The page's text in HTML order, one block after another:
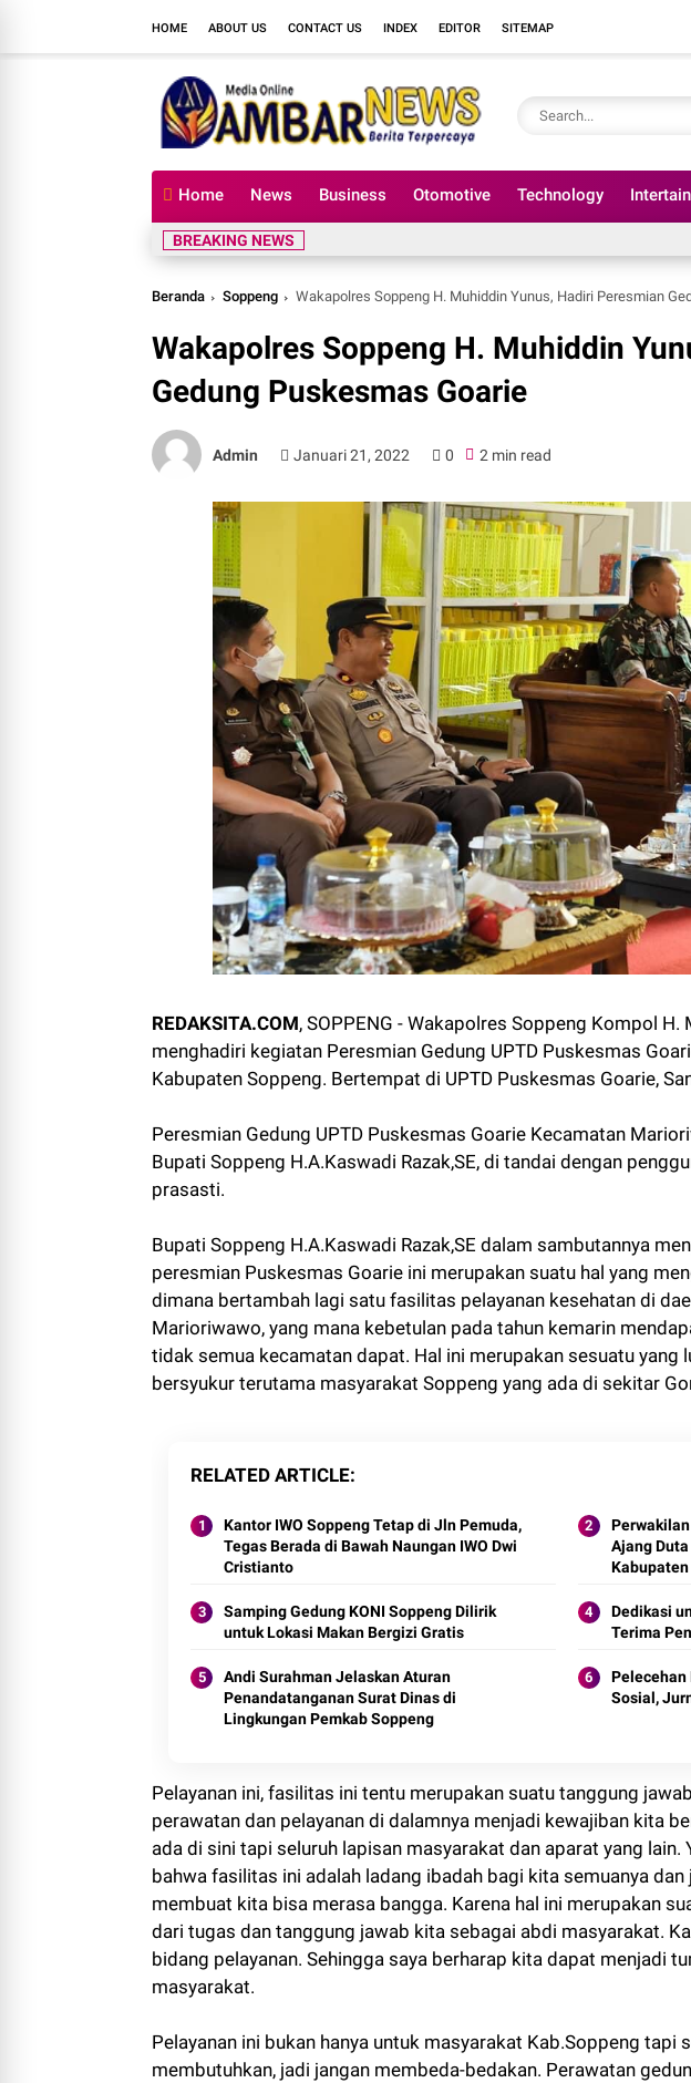
HOME ABOUT US CONTACT US INDEX EDITOR SITEMAP
Home News Business Otomotive Technology
BREAKING NEWS
Beranda Soppeng Wakapolres Soppeng H. Muhiddin Yunus, Hadiri Peresmian
Wakapolres Soppeng H. Muhiddin
Gedung Puskesmas Goarie
Admin Januari 21, 2022 0 2 min read
REDAKSITA.COM, SOPPENG - Wakapolres Soppeng Kompol H.
menghadiri kegiatan Peresmian Gedung UPTD Puskesmas
Kabupaten Soppeng. Bertempat di UPTD Puskesmas Goarie,
Peresmian Gedung UPTD Puskesmas Goarie Kecamatan
Bupati Soppeng H.A.Kaswadi Razak,SE, di tandai dengan
prasasti.
Bupati Soppeng H.A.Kaswadi Razak,SE dalam sambutannya
peresmian Puskesmas Goarie ini merupakan suatu hal yang
dimana bertambah lagi satu fasilitas pelayanan kesehatan di
Marioriwawo, yang mana kebetulan pada tahun kemarin
tidak semua kecamatan dapat. Hal ini merupakan sesuatu yang
bersyukur terutama masyarakat Soppeng yang ada di sekitar
RELATED ARTICLE
Kantor IWO Soppeng Tetap di Jln Pemuda,
Tegas Berada di Bawah Naungan IWO Dwi
Cristianto
Ajang
Samping Gedung KONI Soppeng Dilirik
untuk Lokasi Makan Bergizi Gratis
Dedikasi
Terima
Andi Surahman Jelaskan Aturan
Penandatanganan Surat Dinas di
Lingkungan Pemkab Soppeng
Pelecehan
Sosial,
Pelayanan ini, fasilitas ini tentu merupakan suatu tanggung
perawatan dan pelayanan di dalamnya menjadi kewajiban kita
ada di sini tapi seluruh lapisan masyarakat dan aparat yang lain.
bahwa fasilitas ini adalah ladang ibadah bagi kita semuanya
membuat kita bisa merasa bangga. Karena hal ini merupakan
dari tugas dan tanggung jawab kita sebagai abdi masyarakat.
bidang pelayanan. Sehingga saya berharap kita dapat menjadi
masyarakat.
Pelayanan ini bukan hanya untuk masyarakat Kab.Soppeng tapi
membutuhkan, jadi jangan membeda-bedakan. Perawatan